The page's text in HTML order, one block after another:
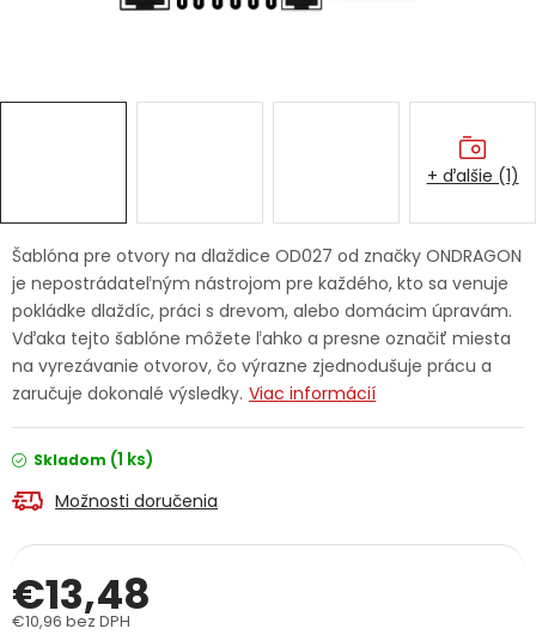
Fotovoltaika
Servis náradia Hodnotenie obchodu
Doprava a platba Váš zákaznícky účet
Kontakty
Reklamačný formulár
Obchodné podmienky Reklamačný poriadok
Podmienky ochrany osobných údajov
Šablóna pre otvory na dlaždice OD027 od značky ONDRAGON
je nepostrádateľným nástrojom pre každého, kto sa venuje
pokládke dlaždíc, práci s drevom, alebo domácim úpravám.
Vďaka tejto šablóne môžete ľahko a presne označiť miesta
na vyrezávanie otvorov, čo výrazne zjednodušuje prácu a
zaručuje dokonalé výsledky. Viac informácií
Skladom (1 ks)
Možnosti doručenia
€13,48
€10,96 bez DPH
+ ďalšie (1)